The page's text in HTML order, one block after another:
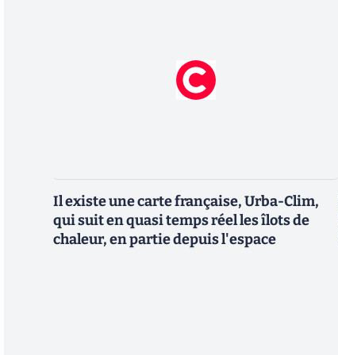
Il existe une carte française, Urba-Clim,
qui suit en quasi temps réel les îlots de
chaleur, en partie depuis l'espace